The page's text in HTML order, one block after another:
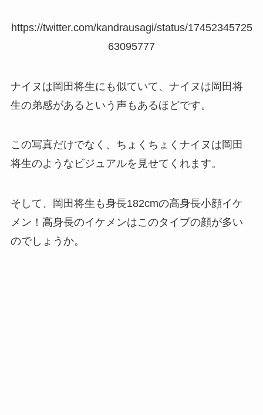
https://twitter.com/kandrausagi/status/17452345725
63095777
ナイヌは岡田将生にも似ていて、ナイヌは岡田将
生の弟感があるという声もあるほどです。
この写真だけでなく、ちょくちょくナイヌは岡田
将生のようなビジュアルを見せてくれます。
そして、岡田将生も身長182cmの高身長小顔イケ
メン！高身長のイケメンはこのタイプの顔が多い
のでしょうか。